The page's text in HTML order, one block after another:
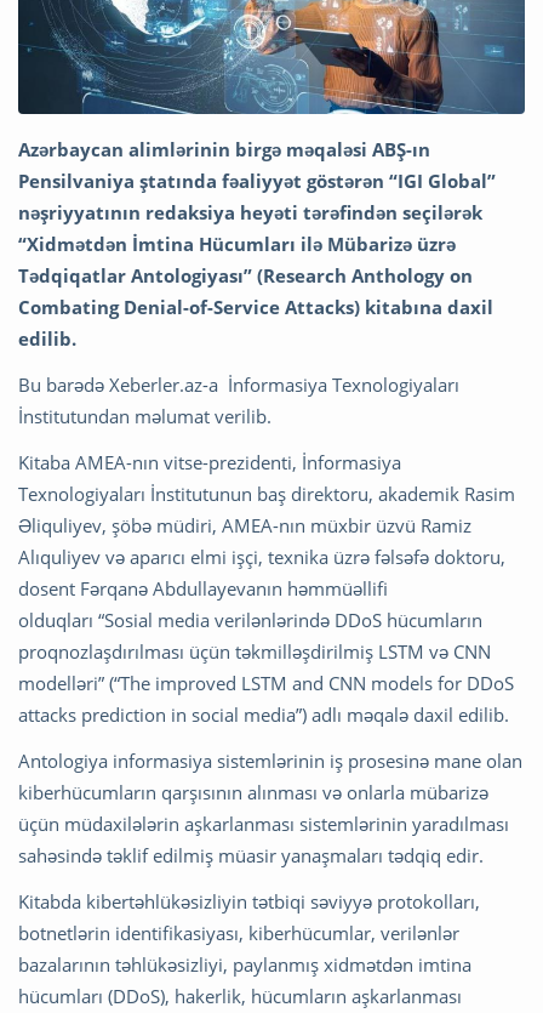
Azərbaycan alimlərinin birgə məqaləsi ABŞ-ın
Pensilvaniya ştatında fəaliyyət göstərən “IGI Global”
nəşriyyatının redaksiya heyəti tərəfindən seçilərək
“Xidmətdən İmtina Hücumları ilə Mübarizə üzrə
Tədqiqatlar Antologiyası” (Research Anthology on
Combating Denial-of-Service Attacks) kitabına daxil
edilib.
Bu barədə Xeberler.az-a İnformasiya Texnologiyaları
İnstitutundan məlumat verilib.
Kitaba AMEA-nın vitse-prezidenti, İnformasiya
Texnologiyaları İnstitutunun baş direktoru, akademik Rasim
Əliquliyev, şöbə müdiri, AMEA-nın müxbir üzvü Ramiz
Alıquliyev və aparıcı elmi işçi, texnika üzrə fəlsəfə doktoru,
dosent Fərqanə Abdullayevanın həmmüəllifi
olduqları “Sosial media verilənlərində DDoS hücumların
proqnozlaşdırılması üçün təkmilləşdirilmiş LSTM və CNN
modelləri” (“The improved LSTM and CNN models for DDoS
attacks prediction in social media”) adlı məqalə daxil edilib.
Antologiya informasiya sistemlərinin iş prosesinə mane olan
kiberhücumların qarşısının alınması və onlarla mübarizə
üçün müdaxilələrin aşkarlanması sistemlərinin yaradılması
sahəsində təklif edilmiş müasir yanaşmaları tədqiq edir.
Kitabda kibertəhlükəsizliyin tətbiqi səviyyə protokolları,
botnetlərin identifikasiyası, kiberhücumlar, verilənlər
bazalarının təhlükəsizliyi, paylanmış xidmətdən imtina
hücumları (DDoS), hakerlik, hücumların aşkarlanması